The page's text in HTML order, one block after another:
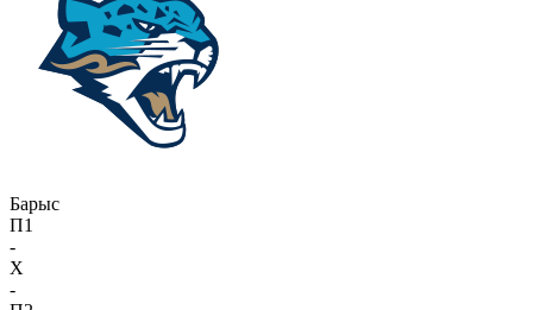
Барыс
П1
-
X
-